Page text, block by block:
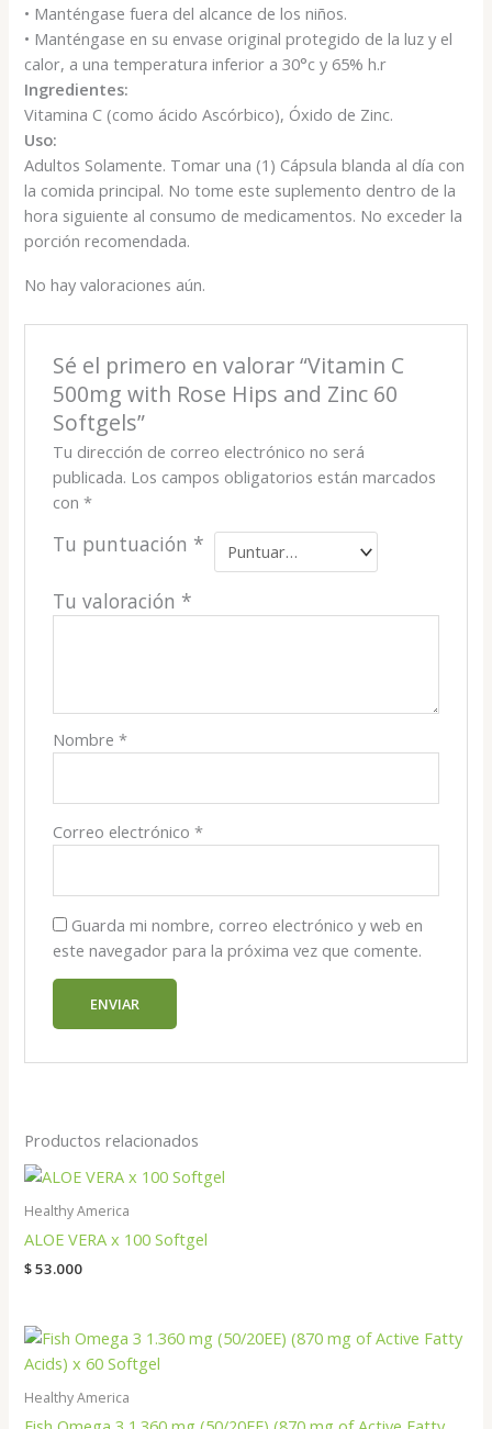
• Manténgase fuera del alcance de los niños.
• Manténgase en su envase original protegido de la luz y el
calor, a una temperatura inferior a 30°c y 65% h.r
Ingredientes:
Vitamina C (como ácido Ascórbico), Óxido de Zinc.
Uso:
Adultos Solamente. Tomar una (1) Cápsula blanda al día con
la comida principal. No tome este suplemento dentro de la
hora siguiente al consumo de medicamentos. No exceder la
porción recomendada.
No hay valoraciones aún.
Sé el primero en valorar “Vitamin C
500mg with Rose Hips and Zinc 60
Softgels”
Tu dirección de correo electrónico no será
publicada. Los campos obligatorios están marcados
con *
Tu puntuación *
Tu valoración *
Nombre *
Correo electrónico *
Guarda mi nombre, correo electrónico y web en
este navegador para la próxima vez que comente.
Productos relacionados
Healthy America
ALOE VERA x 100 Softgel
$53.000
Healthy America